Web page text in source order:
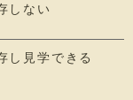
しない
し見学できる